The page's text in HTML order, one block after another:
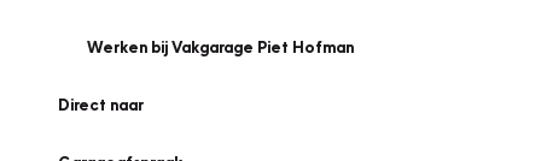
Werken bij Vakgarage Piet Hofman
Direct naar